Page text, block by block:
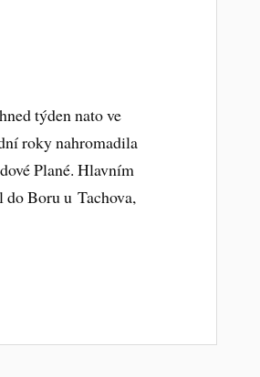
týden nato ve
roky nahromadila
Plané. Hlavním
Boru u Tachova,